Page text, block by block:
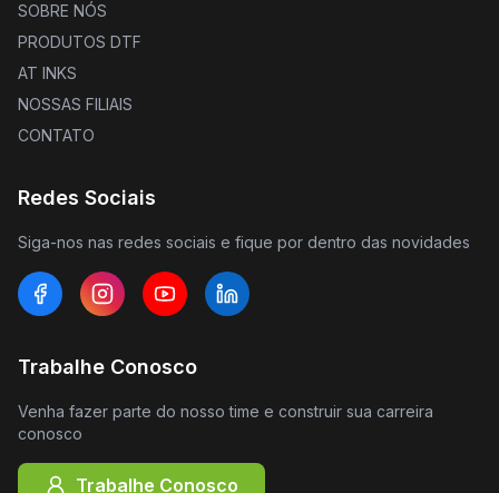
SOBRE NÓS
PRODUTOS DTF
AT INKS
NOSSAS FILIAIS
CONTATO
Redes Sociais
Siga-nos nas redes sociais e fique por dentro das novidades
Trabalhe Conosco
Venha fazer parte do nosso time e construir sua carreira
conosco
Trabalhe Conosco